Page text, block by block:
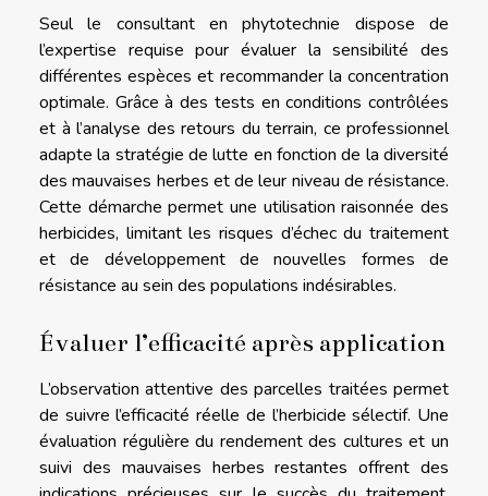
Seul le consultant en phytotechnie dispose de
l’expertise requise pour évaluer la sensibilité des
différentes espèces et recommander la concentration
optimale. Grâce à des tests en conditions contrôlées
et à l’analyse des retours du terrain, ce professionnel
adapte la stratégie de lutte en fonction de la diversité
des mauvaises herbes et de leur niveau de résistance.
Cette démarche permet une utilisation raisonnée des
herbicides, limitant les risques d’échec du traitement
et de développement de nouvelles formes de
résistance au sein des populations indésirables.
Évaluer l’efficacité après application
L’observation attentive des parcelles traitées permet
de suivre l’efficacité réelle de l’herbicide sélectif. Une
évaluation régulière du rendement des cultures et un
suivi des mauvaises herbes restantes offrent des